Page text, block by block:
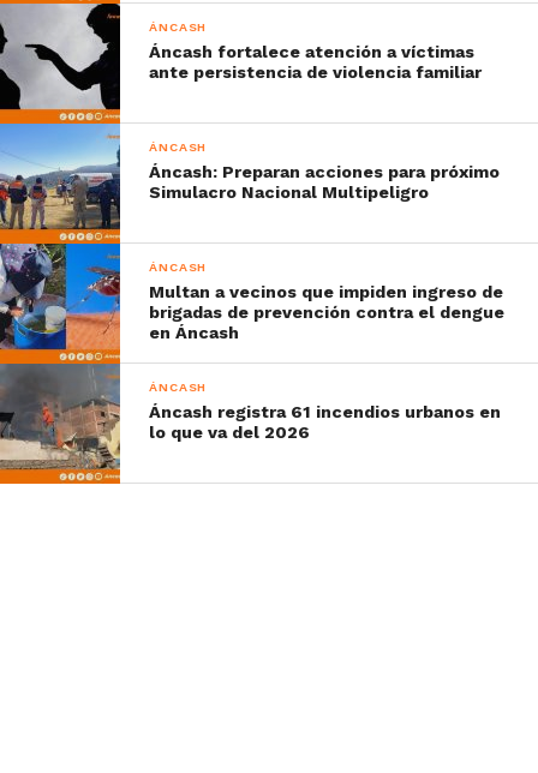
ÁNCASH
Áncash fortalece atención a víctimas
ante persistencia de violencia familiar
ÁNCASH
Áncash: Preparan acciones para próximo
Simulacro Nacional Multipeligro
ÁNCASH
Multan a vecinos que impiden ingreso de
brigadas de prevención contra el dengue
en Áncash
ÁNCASH
Áncash registra 61 incendios urbanos en
lo que va del 2026